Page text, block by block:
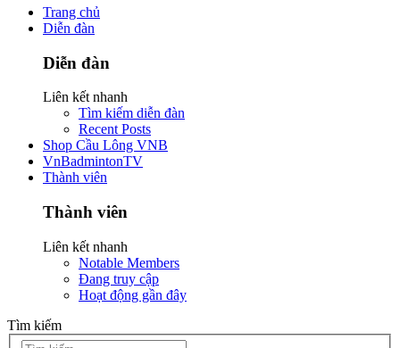
Trang chủ
Diễn đàn
Diễn đàn
Liên kết nhanh
Tìm kiếm diễn đàn
Recent Posts
Shop Cầu Lông VNB
VnBadmintonTV
Thành viên
Thành viên
Liên kết nhanh
Notable Members
Đang truy cập
Hoạt động gần đây
Tìm kiếm